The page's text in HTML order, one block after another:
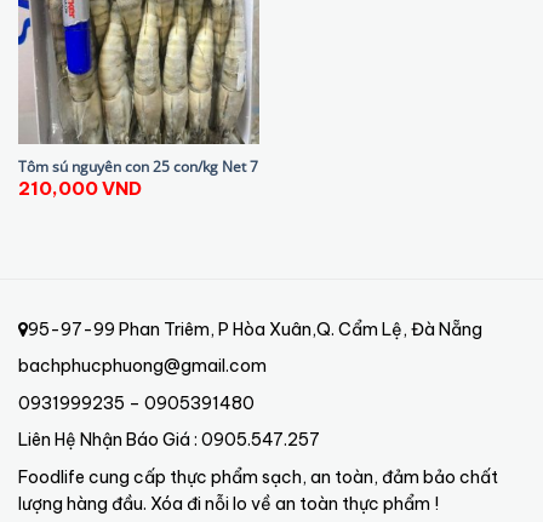
Tôm sú nguyên con 25 con/kg Net 7
210,000VND
95-97-99 Phan Triêm, P Hòa Xuân,Q. Cẩm Lệ, Đà Nẵng
bachphucphuong@gmail.com
0931999235 – 0905391480
Liên Hệ Nhận Báo Giá : 0905.547.257
Foodlife cung cấp thực phẩm sạch, an toàn, đảm bảo chất
lượng hàng đầu. Xóa đi nỗi lo về an toàn thực phẩm !